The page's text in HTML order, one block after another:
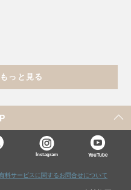
っと見る
Instagram YouTube
料サービスに関するお問合せについて